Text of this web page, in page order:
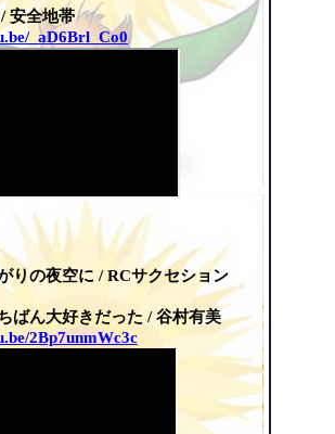
安全地帯
_aD6Brl_Co0
りの夜空に / RCサクセション
ばん大好きだった /谷村有美
2Bp7unmWc3c